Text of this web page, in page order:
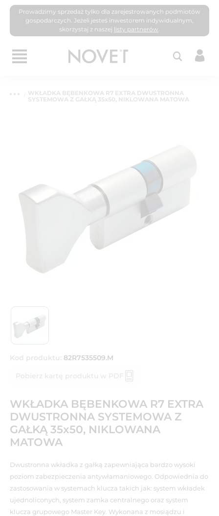
Prowadzimy sprzedaż tylko dla zarejestrowanych podmiotów
gospodarczych. Jeżeli jesteś inwestorem indywidualnym,
skorzystaj z naszej listy partnerów.
WKŁADKA BĘBENKOWA R7 EXTRA DWUSTRONNA
SYSTEMOWA Z GAŁKĄ 35x50, NIKLOWANA MATOWA
Kod produktu: 82R7535509.M
Pobierz kartę produktu w PDF
WKŁADKA BĘBENKOWA R7 EXTRA
DWUSTRONNA SYSTEMOWA Z
GAŁKĄ 35x50, NIKLOWANA
MATOWA
Dwustronna wkładka z gałką zapewniająca bardzo wysoki
poziom zabezpieczenia antywłamaniowego. Odpowiednia do
zastosowania w systemach klucza takich jak: system wkładek
ujednoliconych, system zamka centralnego oraz system
klucza grupowego Master Key. Wykonana z mosiądzu i